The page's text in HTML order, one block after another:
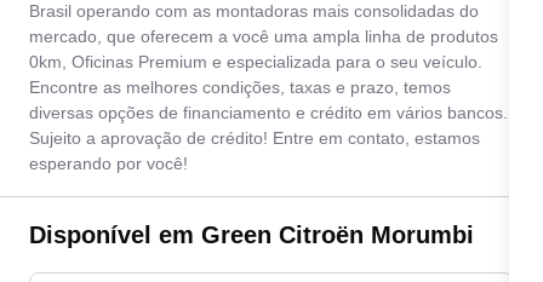
Brasil operando com as montadoras mais consolidadas do
mercado, que oferecem a você uma ampla linha de produtos
0km, Oficinas Premium e especializada para o seu veículo.
Encontre as melhores condições, taxas e prazo, temos
diversas opções de financiamento e crédito em vários bancos.
Sujeito a aprovação de crédito! Entre em contato, estamos
esperando por você!
Disponível em Green Citroën Morumbi